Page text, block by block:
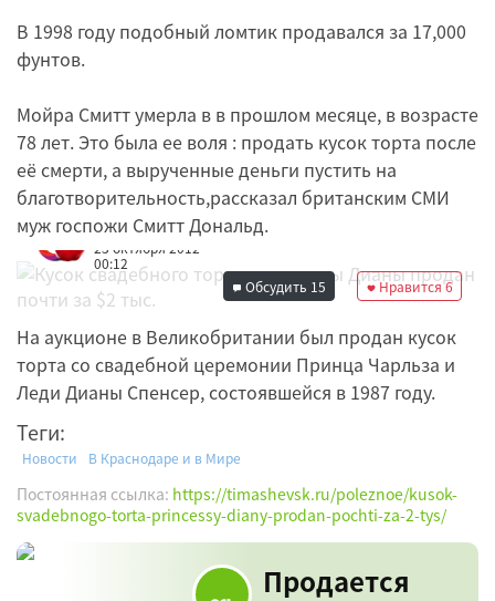
В 1998 году подобный ломтик продавался за 17,000
фунтов.
Мойра Смитт умерла в в прошлом месяце, в возрасте
78 лет. Это была ее воля : продать кусок торта после
её смерти, а вырученные деньги пустить на
благотворительность,рассказал британским СМИ
муж госпожи Смитт Дональд.
Редакция
23 октября 2012
00:12
Нравится6
Обсудить 15
На аукционе в Великобритании был продан кусок
торта со свадебной церемонии Принца Чарльза и
Леди Дианы Спенсер, состоявшейся в 1987 году.
Теги:
Новости В Краснодаре и в Мире
Постоянная ссылка: https://timashevsk.ru/poleznoe/kusok-
svadebnogo-torta-princessy-diany-prodan-pochti-za-2-tys/
Продается